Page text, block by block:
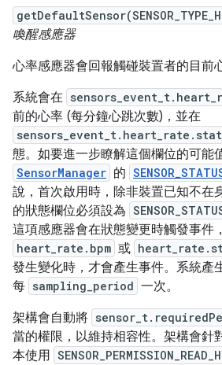
喚醒感應器
心率感應器會回報觸碰裝置者的目前
系統會在
前的心率 (每分鐘心跳次數)，並在
態。如要進一步瞭解這個欄位的可能
SensorManager 的
說，首次啟用時，除非裝置已知不在
的狀態欄位必須設為
這項感應器會在狀態變更時觸發事件
heart_rate.bpm 或
發生變化時，才會產生事件。系統產
每 sampling_period 一次。
架構會自動將
當的權限，以維持相容性。架構會針
本使用